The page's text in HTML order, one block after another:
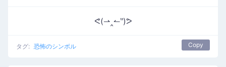
ᕙ(⇀‸↼‶)ᕗ
タグ: 恐怖のシンボル Copy